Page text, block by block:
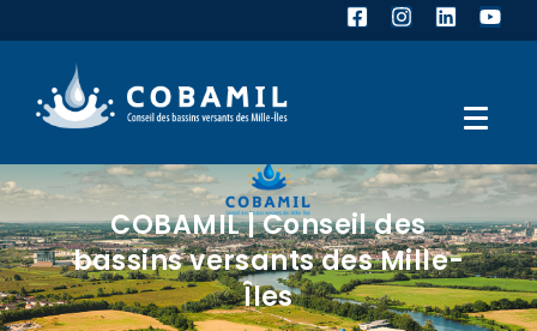
COBAMIL | Conseil des
bassins versants des Mille-
Îles